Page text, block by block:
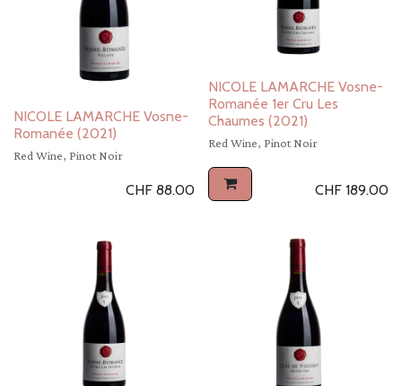
NICOLE LAMARCHE Vosne-
Romanée (2021)
Red Wine, Pinot Noir
CHF 88.00
NICOLE LAMARCHE Vosne-
Romanée 1er Cru Les
Chaumes (2021)
Red Wine, Pinot Noir
CHF 189.00